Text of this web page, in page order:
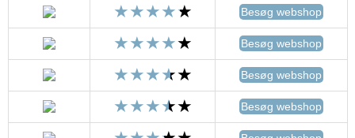
Besøg webshop
Besøg webshop
Besøg webshop
Besøg webshop